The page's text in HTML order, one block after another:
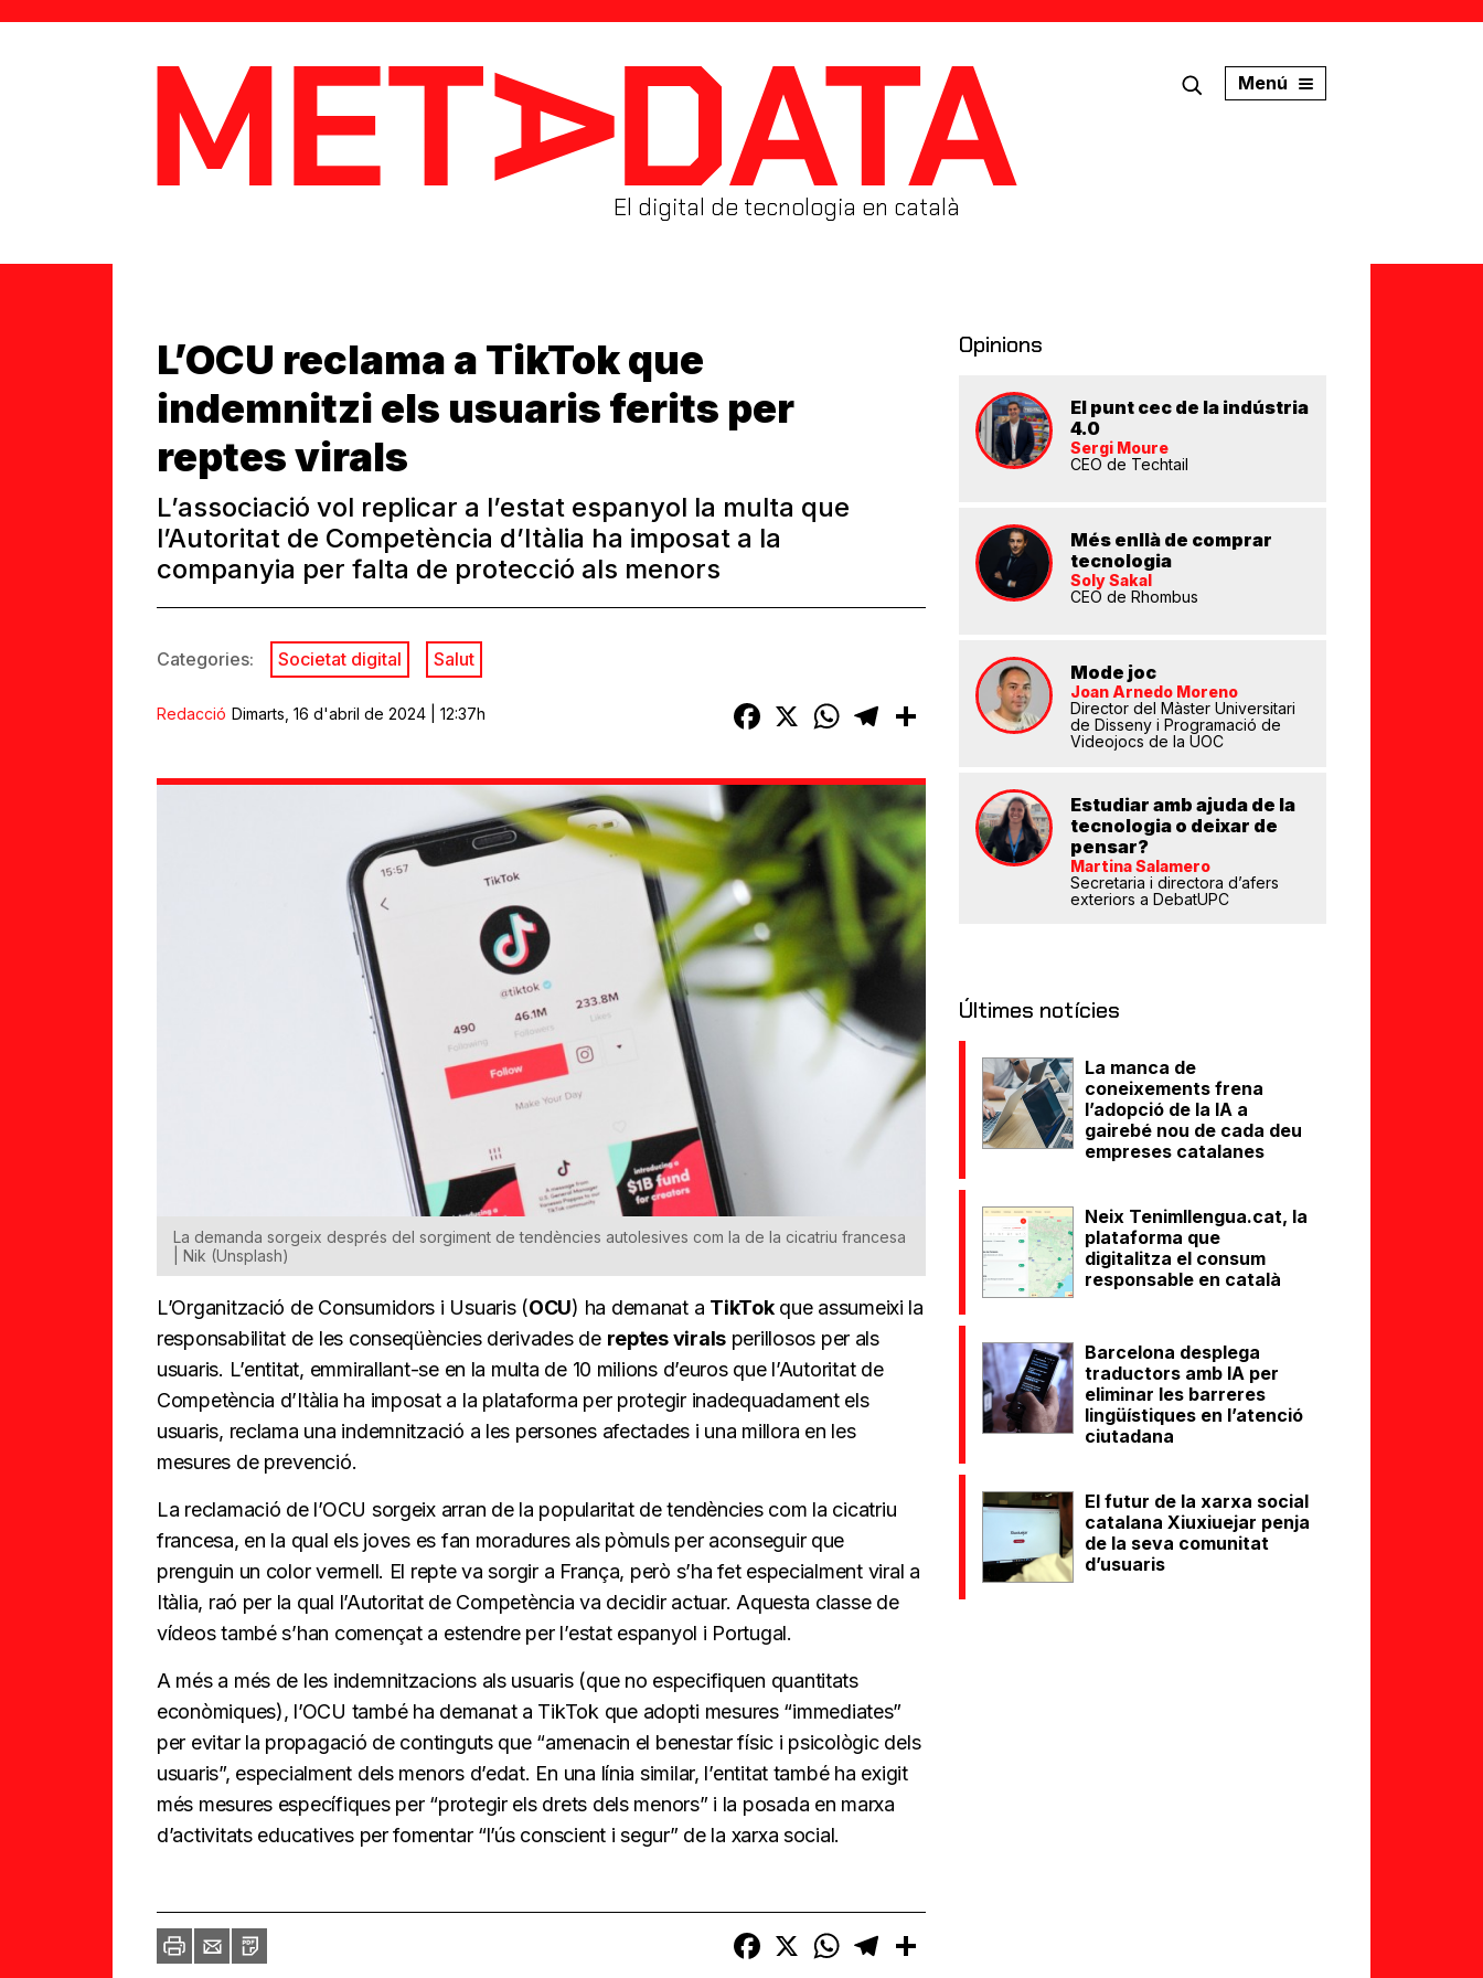
MetaData
El digital de tecnologia en català
Menú
L’OCU reclama a TikTok que
indemnitzi els usuaris ferits per
reptes virals
L’associació vol replicar a l’estat espanyol la multa que
l’Autoritat de Competència d’Itàlia ha imposat a la
companyia per falta de protecció als menors
Categories: Societat digital Salut
Redacció Dimarts, 16 d'abril de 2024 | 12:37h Facebook
X WhatsAppTelegramComparteix
La demanda sorgeix després del sorgiment de tendències autolesives com la de la cicatriu francesa
| Nik (Unsplash)
L’Organització de Consumidors i Usuaris (OCU) ha demanat a TikTokque assumeixi la
responsabilitat de les conseqüències derivades de reptes virals perillosos per als
usuaris. L’entitat, emmirallant-se en la multa de 10 milions d’euros que l’Autoritat de
Competència d’Itàlia ha imposat a la plataforma per protegir inadequadament els
usuaris, reclama una indemnització a les persones afectades i una millora en les
mesures de prevenció.
La reclamació de l’OCU sorgeix arran de la popularitat de tendències com la cicatriu
francesa, en la qual els joves es fan moradures als pòmuls per aconseguir que
prenguin un color vermell. El repte va sorgir a França, però s’ha fet especialment viral a
Itàlia, raó per la qual l’Autoritat de Competència va decidir actuar. Aquesta classe de
vídeos també s’han començat a estendre per l’estat espanyol i Portugal.
A més a més de les indemnitzacions als usuaris (que no especifiquen quantitats
econòmiques), l’OCU també ha demanat a TikTok que adopti mesures “immediates”
per evitar la propagació de continguts que “amenacin el benestar físic i psicològic dels
usuaris”, especialment dels menors d’edat. En una línia similar, l’entitat també ha exigit
més mesures específiques per “protegir els drets dels menors” i la posada en marxa
d’activitats educatives per fomentar “l’ús conscient i segur” de la xarxa social.
ImprimirEnvia
un
PDF Facebook
X WhatsAppTelegram
Opinions
El punt cec de la indústria
4.0
Sergi Moure
CEO de Techtail
Més enllà de comprar
tecnologia
Soly Sakal
CEO de Rhombus
Mode joc
Joan Arnedo Moreno
Director del Màster Universitari
de Disseny i Programació de
Videojocs de la UOC
Estudiar amb ajuda de la
tecnologia o deixar de
pensar?
Martina Salamero
Secretaria i directora d’afers
exteriors a DebatUPC
Últimes notícies
La manca de
coneixements frena
l’adopció de la IA a
gairebé nou de cada deu
empreses catalanes
Neix Tenimllengua.cat, la
plataforma que
digitalitza el consum
responsable en català
Barcelona desplega
traductors amb IA per
eliminar les barreres
lingüístiques en l’atenció
ciutadana
El futur de la xarxa social
catalana Xiuxiuejar penja
de la seva comunitat
d’usuaris